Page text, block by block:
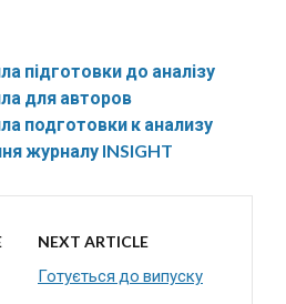
підготовки до аналізу
для авторов
подготовки к анализу
журналу INSIGHT
NEXT ARTICLE
Готується до випуску